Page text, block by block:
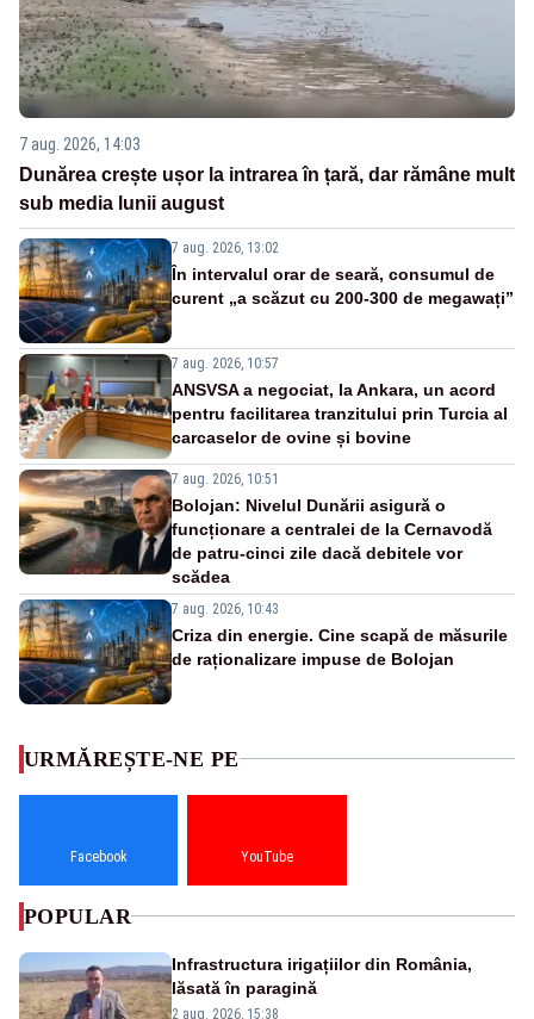
7 aug. 2026, 14:03
Dunărea crește ușor la intrarea în țară, dar rămâne mult
sub media lunii august
7 aug. 2026, 13:02
În intervalul orar de seară, consumul de
curent „a scăzut cu 200-300 de megawați”
7 aug. 2026, 10:57
ANSVSA a negociat, la Ankara, un acord
pentru facilitarea tranzitului prin Turcia al
carcaselor de ovine și bovine
7 aug. 2026, 10:51
Bolojan: Nivelul Dunării asigură o
funcționare a centralei de la Cernavodă
de patru-cinci zile dacă debitele vor
scădea
7 aug. 2026, 10:43
Criza din energie. Cine scapă de măsurile
de raționalizare impuse de Bolojan
URMĂREȘTE-NE PE
Facebook YouTube
POPULAR
Infrastructura irigațiilor din România,
lăsată în paragină
2 aug. 2026, 15:38